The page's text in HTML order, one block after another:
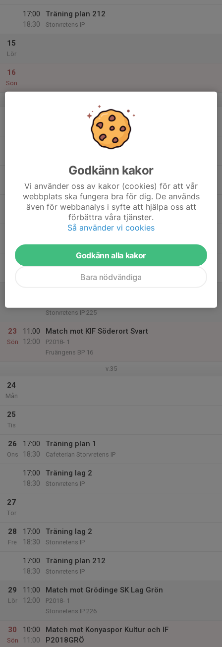
17:00
18:30
Träning plan 212
Storvretens IP
15
Lör
16
Sön
18:30
Träning lag 2
Storvretens IP
18:30
Träning lag 2
Storvretens IP
Storvretens IP
Storvretens IP 225
23
Sön
11:00
12:00
Match mot KIF Söderort Svart
P2018- 1
Fruängens BP 16
v.35
24
Mån
25
Tis
26
Ons
17:00
18:30
Träning plan 1
Cafeterian Storvretens IP
17:00
18:30
Träning lag 2
Storvretens IP
27
Tor
28
Fre
17:00
18:30
Träning lag 2
Storvretens IP
17:00
18:30
Träning plan 212
Storvretens IP
29
Lör
11:00
12:00
Match mot Grödinge SK Lag Grön
P2018- 1
Storvretens IP 226
30
Sön
10:00
11:00
Match mot Konyaspor Kultur och IF
P2018GRÖ
Godkänn kakor
Vi använder oss av kakor (cookies) för att vår
webbplats ska fungera bra för dig. De används
även för webbanalys i syfte att hjälpa oss att
förbättra våra tjänster.
Så använder vi cookies
Godkänn alla kakor
Bara nödvändiga